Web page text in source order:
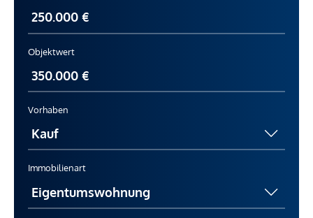
Objektwert
Vorhaben
Immobilienart